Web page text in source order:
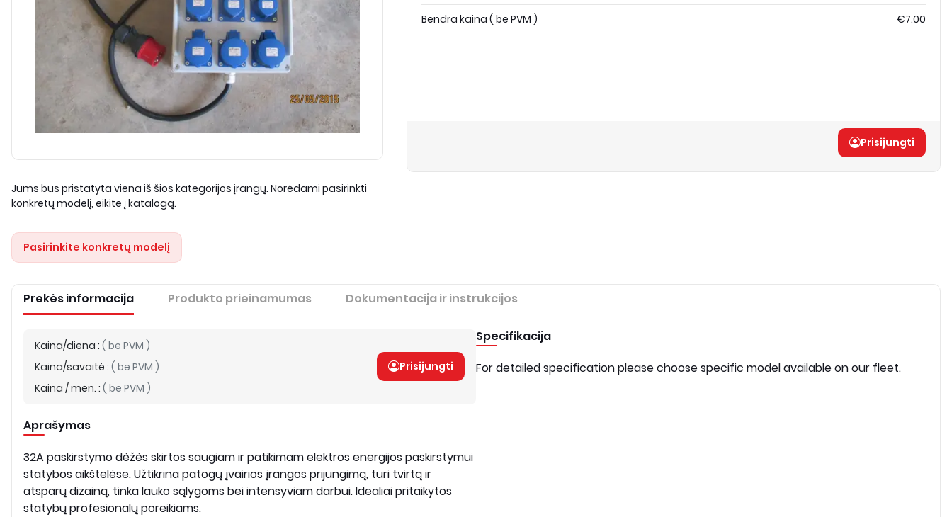
Jums bus pristatyta viena iš šios kategorijos įrangų. Norėdami pasirinkti
konkretų modelį, eikite į katalogą.
Pasirinkite konkretų modelį
Bendra kaina ( be PVM ) €7.00
Prisijungti
Prekės informacija Produkto prieinamumas Dokumentacija ir instrukcijos
Kaina/diena : ( be PVM )
Kaina/savaitė : ( be PVM )
Kaina / mėn. : ( be PVM )
Prisijungti
Aprašymas
32A paskirstymo dėžės skirtos saugiam ir patikimam elektros energijos paskirstymui
statybos aikštelėse. Užtikrina patogų įvairios įrangos prijungimą, turi tvirtą ir
atsparų dizainą, tinka lauko sąlygoms bei intensyviam darbui. Idealiai pritaikytos
statybų profesionalų poreikiams.
Specifikacija
For detailed specification please choose specific model available on our fleet.